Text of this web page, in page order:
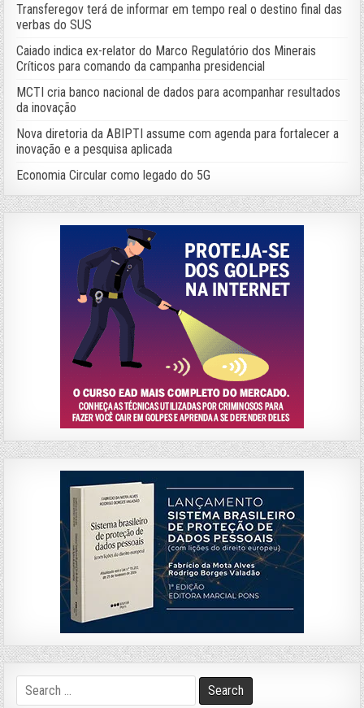
Transferegov terá de informar em tempo real o destino final das
verbas do SUS
Caiado indica ex-relator do Marco Regulatório dos Minerais
Críticos para comando da campanha presidencial
MCTI cria banco nacional de dados para acompanhar resultados
da inovação
Nova diretoria da ABIPTI assume com agenda para fortalecer a
inovação e a pesquisa aplicada
Economia Circular como legado do 5G
Search
for: